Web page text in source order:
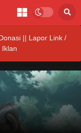
|| Lapor Link /
Iklan